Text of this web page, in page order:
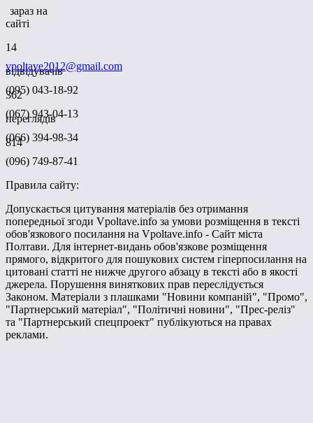
зараз на
сайті
14
відвідувачів
362
переглядів
814
vpoltave2012@gmail.com
(095) 043-18-92
(067) 943-04-13
(066) 394-98-34
(096) 749-87-41
Правила сайту:
Допускається цитування матеріалів без отримання
попередньої згоди Vpoltave.info за умови розміщення в тексті
обов'язкового посилання на Vpoltave.info - Сайт міста
Полтави. Для інтернет-видань обов'язкове розміщення
прямого, відкритого для пошукових систем гіперпосилання на
цитовані статті не нижче другого абзацу в тексті або в якості
джерела. Порушення виняткових прав переслідується
Законом. Матеріали з плашками "Новини компаній", "Промо",
"Партнерський матеріал", "Політичні новини", "Прес-реліз"
та "Партнерський спецпроект" публікуються на правах
реклами.